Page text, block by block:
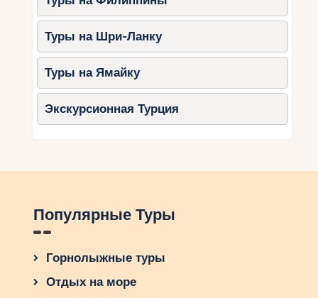
Туры на Шри-Ланку
Туры на Ямайку
Экскурсионная Турция
Популярные Туры
Горнолыжные туры
Отдых на море